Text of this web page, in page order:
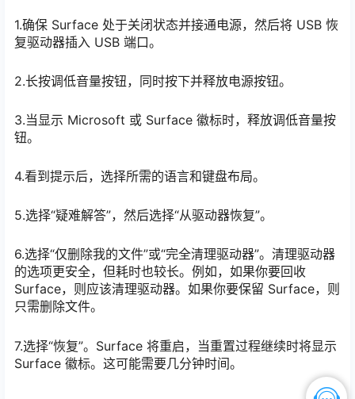
1.确保 Surface 处于关闭状态并接通电源，然后将 USB 恢
复驱动器插入 USB 端口。
2.长按调低音量按钮，同时按下并释放电源按钮。
3.当显示 Microsoft 或 Surface 徽标时，释放调低音量按
钮。
4.看到提示后，选择所需的语言和键盘布局。
5.选择“疑难解答”，然后选择“从驱动器恢复”。
6.选择“仅删除我的文件”或“完全清理驱动器”。清理驱动器
的选项更安全，但耗时也较长。例如，如果你要回收
Surface，则应该清理驱动器。如果你要保留 Surface，则
只需删除文件。
7.选择“恢复”。Surface 将重启，当重置过程继续时将显示
Surface 徽标。这可能需要几分钟时间。